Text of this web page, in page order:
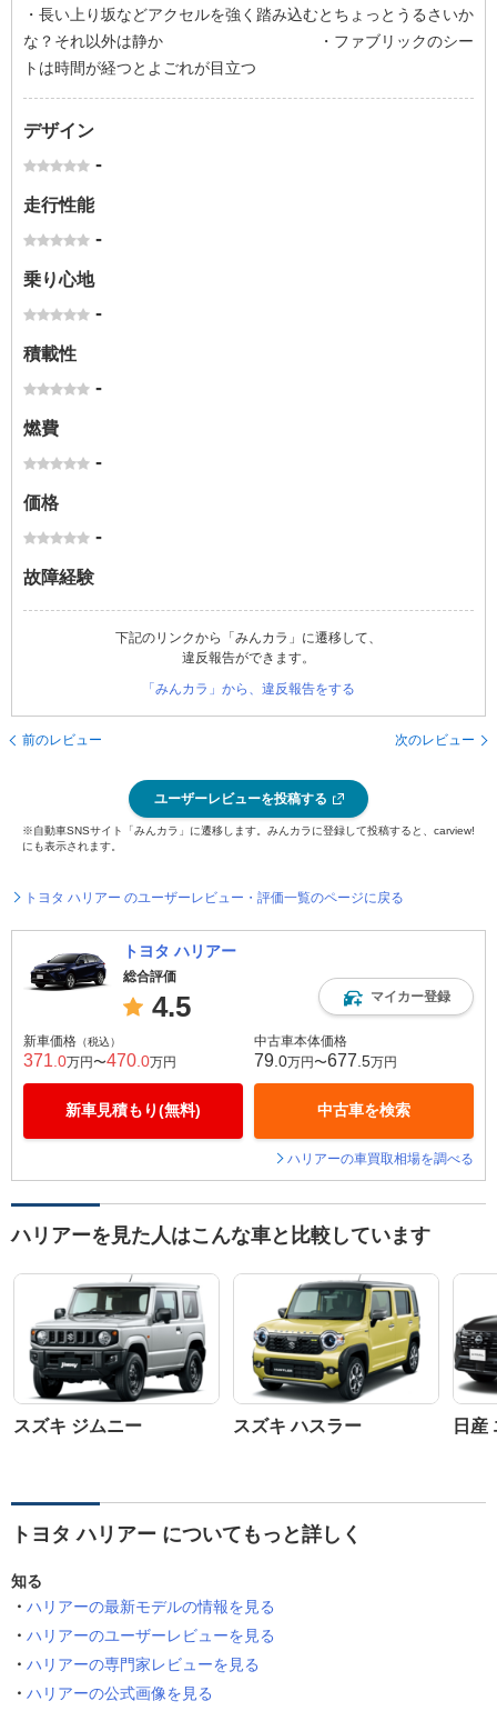
・長い上り坂などアクセルを強く踏み込むとちょっとうるさいか
な？それ以外は静か ・ファブリックのシー
トは時間が経つとよごれが目立つ
デザイン
-
走行性能
-
乗り心地
-
積載性
-
燃費
-
価格
-
故障経験
下記のリンクから「みんカラ」に遷移して、
違反報告ができます。
「みんカラ」から、違反報告をする
前のレビュー 次のレビュー
ユーザーレビューを投稿する
※自動車SNSサイト「みんカラ」に遷移します。みんカラに登録して投稿すると、carview!
にも表示されます。
トヨタ ハリアー のユーザーレビュー・評価一覧のページに戻る
トヨタ ハリアー
総合評価
4.5 マイカー登録
新車価格 （税込）
371 .0万円〜470 .0万円
新車見積もり(無料)
中古車本体価格
79 .0万円〜677 .5万円
中古車を検索
ハリアーの車買取相場を調べる
ハリアーを見た人はこんな車と比較しています
スズキ ジムニー スズキ ハスラー 日産
トヨタ ハリアー についてもっと詳しく
知る
ハリアーの最新モデルの情報を見る
ハリアーのユーザーレビューを見る
ハリアーの専門家レビューを見る
ハリアーの公式画像を見る